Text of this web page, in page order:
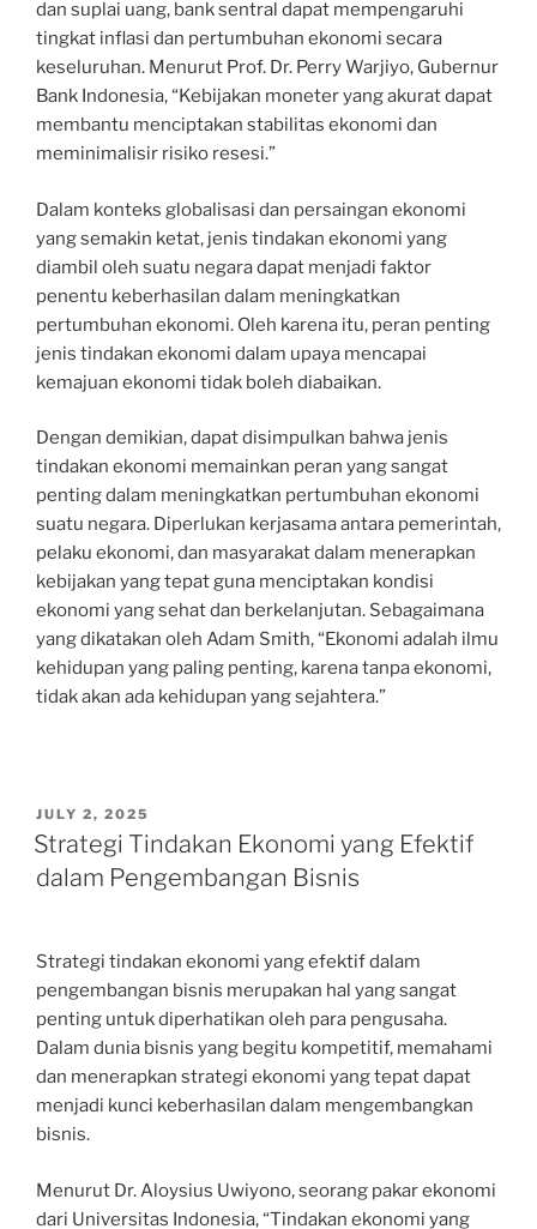
dan suplai uang, bank sentral dapat mempengaruhi
tingkat inflasi dan pertumbuhan ekonomi secara
keseluruhan. Menurut Prof. Dr. Perry Warjiyo, Gubernur
Bank Indonesia, “Kebijakan moneter yang akurat dapat
membantu menciptakan stabilitas ekonomi dan
meminimalisir risiko resesi.”
Dalam konteks globalisasi dan persaingan ekonomi
yang semakin ketat, jenis tindakan ekonomi yang
diambil oleh suatu negara dapat menjadi faktor
penentu keberhasilan dalam meningkatkan
pertumbuhan ekonomi. Oleh karena itu, peran penting
jenis tindakan ekonomi dalam upaya mencapai
kemajuan ekonomi tidak boleh diabaikan.
Dengan demikian, dapat disimpulkan bahwa jenis
tindakan ekonomi memainkan peran yang sangat
penting dalam meningkatkan pertumbuhan ekonomi
suatu negara. Diperlukan kerjasama antara pemerintah,
pelaku ekonomi, dan masyarakat dalam menerapkan
kebijakan yang tepat guna menciptakan kondisi
ekonomi yang sehat dan berkelanjutan. Sebagaimana
yang dikatakan oleh Adam Smith, “Ekonomi adalah ilmu
kehidupan yang paling penting, karena tanpa ekonomi,
tidak akan ada kehidupan yang sejahtera.”
POSTED
ON
JULY 2, 2025
Strategi Tindakan Ekonomi yang Efektif
dalam Pengembangan Bisnis
Strategi tindakan ekonomi yang efektif dalam
pengembangan bisnis merupakan hal yang sangat
penting untuk diperhatikan oleh para pengusaha.
Dalam dunia bisnis yang begitu kompetitif, memahami
dan menerapkan strategi ekonomi yang tepat dapat
menjadi kunci keberhasilan dalam mengembangkan
bisnis.
Menurut Dr. Aloysius Uwiyono, seorang pakar ekonomi
dari Universitas Indonesia, “Tindakan ekonomi yang